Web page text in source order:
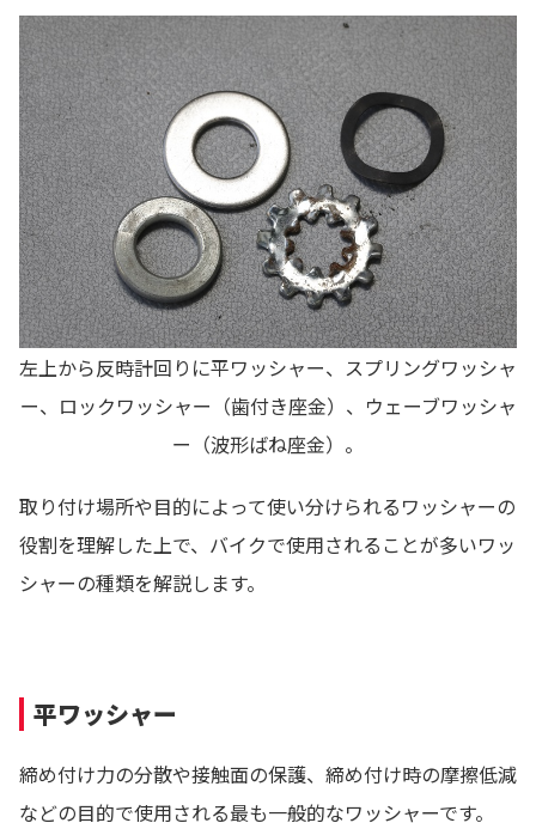
左上から反時計回りに平ワッシャー、スプリングワッシャ
ー、ロックワッシャー（歯付き座金）、ウェーブワッシャ
ー（波形ばね座金）。
取り付け場所や目的によって使い分けられるワッシャーの
役割を理解した上で、バイクで使用されることが多いワッ
シャーの種類を解説します。
平ワッシャー
締め付け力の分散や接触面の保護、締め付け時の摩擦低減
などの目的で使用される最も一般的なワッシャーです。